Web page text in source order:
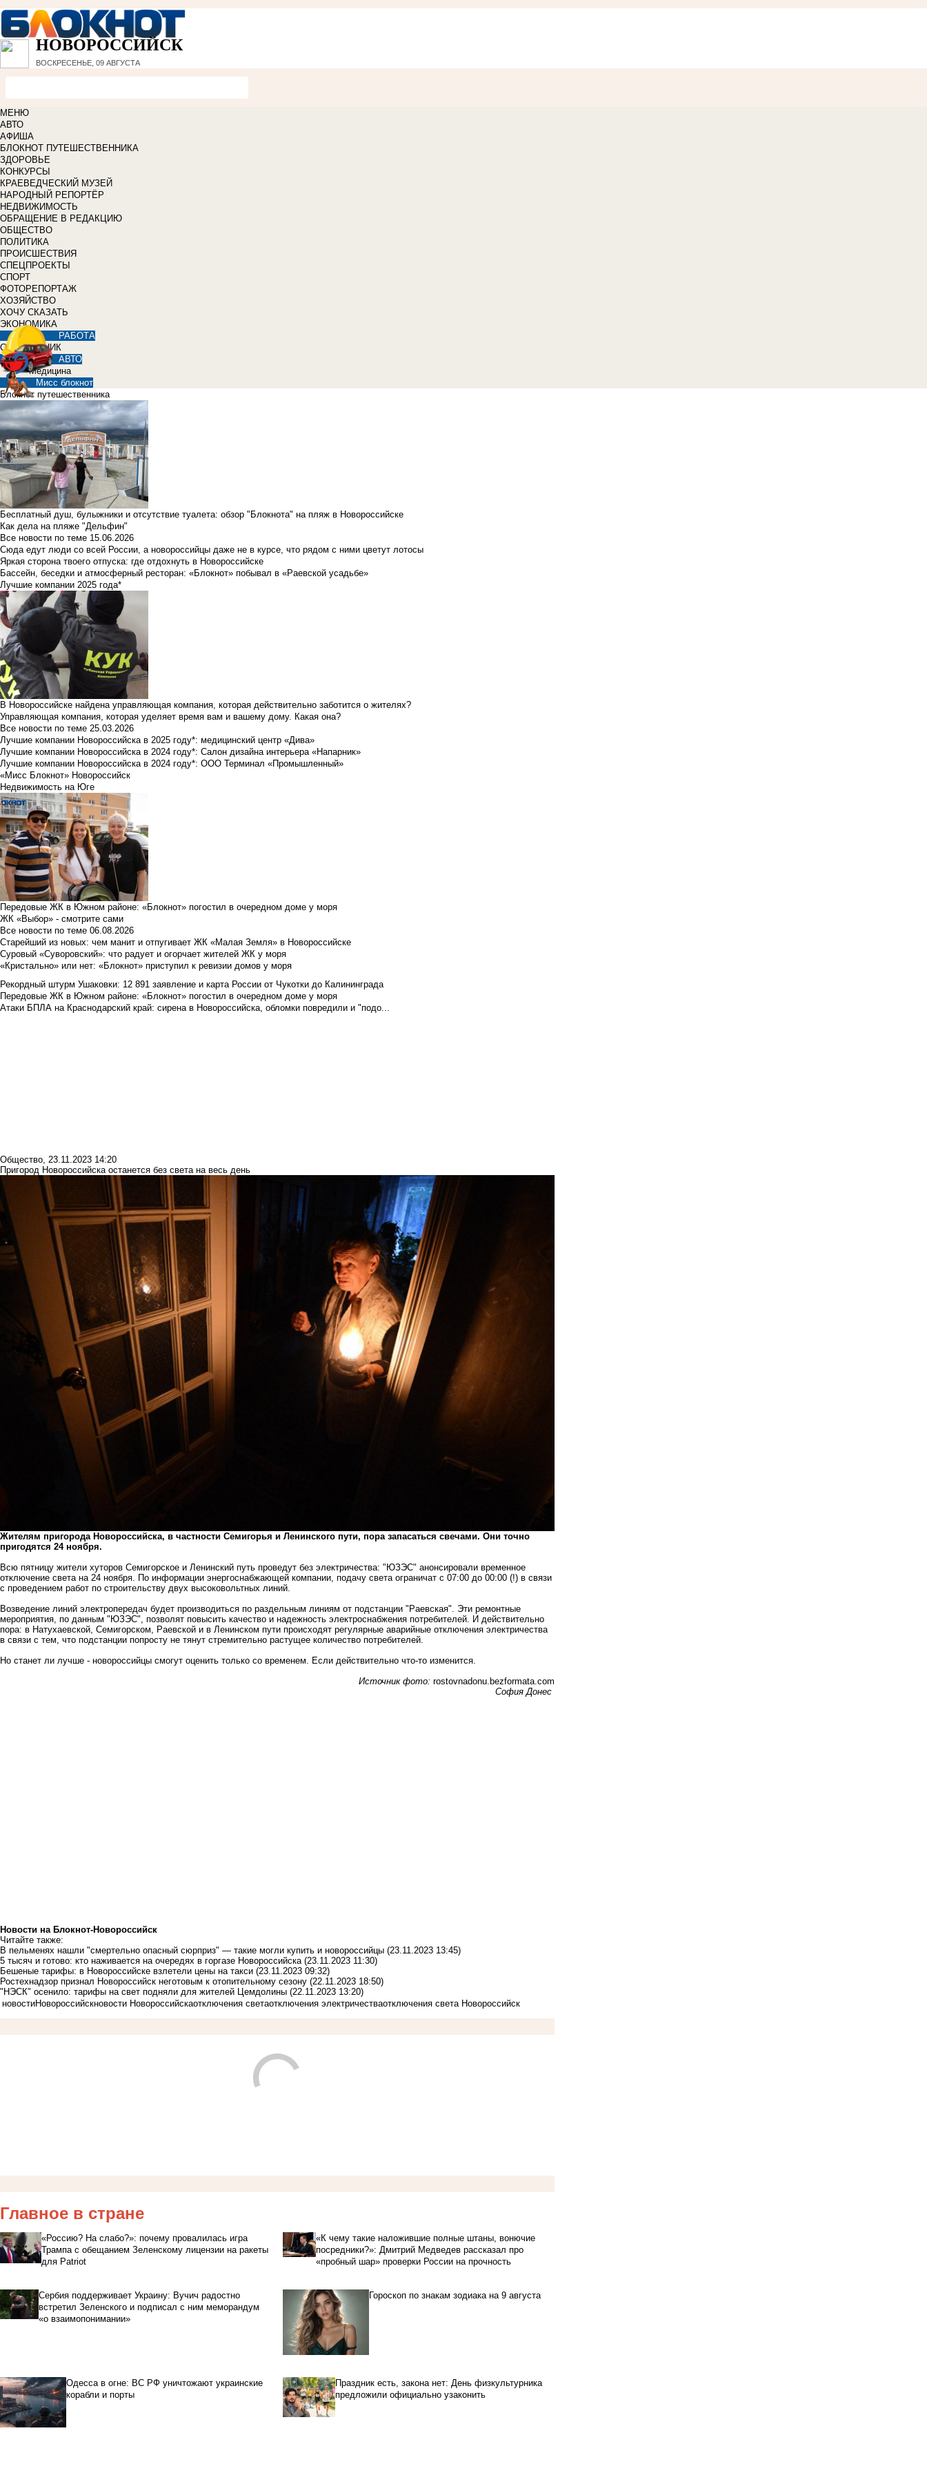
НОВОРОССИЙСК
ВОСКРЕСЕНЬЕ, 09 АВГУСТА
МЕНЮ
АВТО
АФИША
БЛОКНОТ ПУТЕШЕСТВЕННИКА
ЗДОРОВЬЕ
КОНКУРСЫ
КРАЕВЕДЧЕСКИЙ МУЗЕЙ
НАРОДНЫЙ РЕПОРТЁР
НЕДВИЖИМОСТЬ
ОБРАЩЕНИЕ В РЕДАКЦИЮ
ОБЩЕСТВО
ПОЛИТИКА
ПРОИСШЕСТВИЯ
СПЕЦПРОЕКТЫ
СПОРТ
ФОТОРЕПОРТАЖ
ХОЗЯЙСТВО
ХОЧУ СКАЗАТЬ
ЭКОНОМИКА
РАБОТА
СПРАВОЧНИК
АВТО
Медицина
Мисс блокнот
Блокнот путешественника
Бесплатный душ, булыжники и отсутствие туалета: обзор "Блокнота" на пляж в Новороссийске
Как дела на пляже "Дельфин"
Все новости по теме 15.06.2026
Сюда едут люди со всей России, а новороссийцы даже не в курсе, что рядом с ними цветут лотосы
Яркая сторона твоего отпуска: где отдохнуть в Новороссийске
Бассейн, беседки и атмосферный ресторан: «Блокнот» побывал в «Раевской усадьбе»
Лучшие компании 2025 года*
В Новороссийске найдена управляющая компания, которая действительно заботится о жителях?
Управляющая компания, которая уделяет время вам и вашему дому. Какая она?
Все новости по теме 25.03.2026
Лучшие компании Новороссийска в 2025 году*: медицинский центр «Дива»
Лучшие компании Новороссийска в 2024 году*: Салон дизайна интерьера «Напарник»
Лучшие компании Новороссийска в 2024 году*: ООО Терминал «Промышленный»
«Мисс Блокнот» Новороссийск
Недвижимость на Юге
Передовые ЖК в Южном районе: «Блокнот» погостил в очередном доме у моря
ЖК «Выбор» - смотрите сами
Все новости по теме 06.08.2026
Старейший из новых: чем манит и отпугивает ЖК «Малая Земля» в Новороссийске
Суровый «Суворовский»: что радует и огорчает жителей ЖК у моря
«Кристально» или нет: «Блокнот» приступил к ревизии домов у моря
Рекордный штурм Ушаковки: 12 891 заявление и карта России от Чукотки до Калининграда
Передовые ЖК в Южном районе: «Блокнот» погостил в очередном доме у моря
Атаки БПЛА на Краснодарский край: сирена в Новороссийска, обломки повредили и "подо...
Общество, 23.11.2023 14:20
Пригород Новороссийска останется без света на весь день
Жителям пригорода Новороссийска, в частности Семигорья и Ленинского пути, пора запасаться свечами. Они точно
пригодятся 24 ноября.
Всю пятницу жители хуторов Семигорское и Ленинский путь проведут без электричества: "ЮЗЭС" анонсировали временное
отключение света на 24 ноября. По информации энергоснабжающей компании, подачу света ограничат с 07:00 до 00:00 (!) в связи
с проведением работ по строительству двух высоковольтных линий.
Возведение линий электропередач будет производиться по раздельным линиям от подстанции "Раевская". Эти ремонтные
мероприятия, по данным "ЮЗЭС", позволят повысить качество и надежность электроснабжения потребителей. И действительно
пора: в Натухаевской, Семигорском, Раевской и в Ленинском пути происходят регулярные аварийные отключения электричества
в связи с тем, что подстанции попросту не тянут стремительно растущее количество потребителей.
Но станет ли лучше - новороссийцы смогут оценить только со временем. Если действительно что-то изменится.
Источник фото: rostovnadonu.bezformata.com
София Донес
Новости на Блoкнoт-Новороссийск
Читайте также:
В пельменях нашли "смертельно опасный сюрприз" — такие могли купить и новороссийцы (23.11.2023 13:45)
5 тысяч и готово: кто наживается на очередях в горгазе Новороссийска (23.11.2023 11:30)
Бешеные тарифы: в Новороссийске взлетели цены на такси (23.11.2023 09:32)
Ростехнадзор признал Новороссийск неготовым к отопительному сезону (22.11.2023 18:50)
"НЭСК" осенило: тарифы на свет подняли для жителей Цемдолины (22.11.2023 13:20)
новостиНовороссийскновости Новороссийскаотключения светаотключения электричестваотключения света Новороссийск
Главное в стране
«Россию? На слабо?»: почему провалилась игра
Трампа с обещанием Зеленскому лицензии на ракеты
для Patriot
«К чему такие наложившие полные штаны, вонючие
посредники?»: Дмитрий Медведев рассказал про
«пробный шар» проверки России на прочность
Сербия поддерживает Украину: Вучич радостно
встретил Зеленского и подписал с ним меморандум
«о взаимопонимании»
Гороскоп по знакам зодиака на 9 августа
Одесса в огне: ВС РФ уничтожают украинские
корабли и порты
Праздник есть, закона нет: День физкультурника
предложили официально узаконить